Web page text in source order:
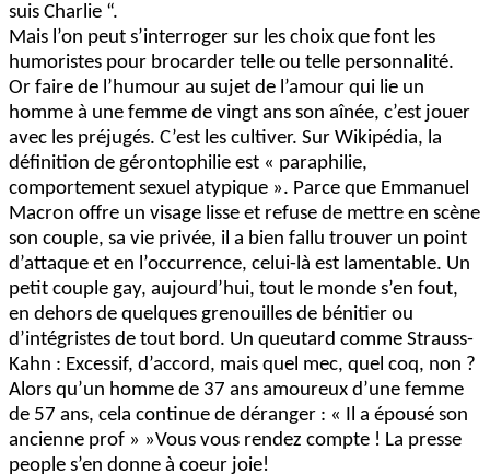
suis Charlie “.
Mais l’on peut s’interroger sur les choix que font les
humoristes pour brocarder telle ou telle personnalité.
Or faire de l’humour au sujet de l’amour qui lie un
homme à une femme de vingt ans son aînée, c’est jouer
avec les préjugés. C’est les cultiver. Sur Wikipédia, la
définition de gérontophilie est « paraphilie,
comportement sexuel atypique ». Parce que Emmanuel
Macron offre un visage lisse et refuse de mettre en scène
son couple, sa vie privée, il a bien fallu trouver un point
d’attaque et en l’occurrence, celui-là est lamentable. Un
petit couple gay, aujourd’hui, tout le monde s’en fout,
en dehors de quelques grenouilles de bénitier ou
d’intégristes de tout bord. Un queutard comme Strauss-
Kahn : Excessif, d’accord, mais quel mec, quel coq, non ?
Alors qu’un homme de 37 ans amoureux d’une femme
de 57 ans, cela continue de déranger : « Il a épousé son
ancienne prof » »Vous vous rendez compte ! La presse
people s’en donne à coeur joie!